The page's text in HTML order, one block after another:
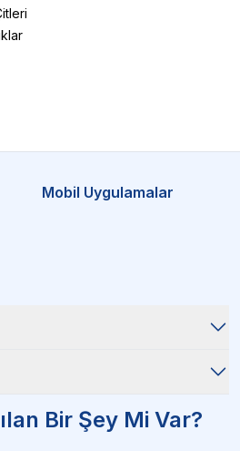
Mobil Uygulamalar
Bir Şey Mi Var?